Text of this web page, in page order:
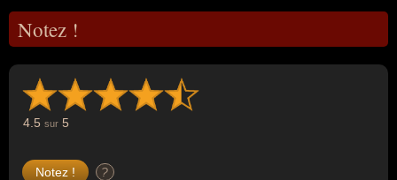
Notez !
4.5 sur 5
?